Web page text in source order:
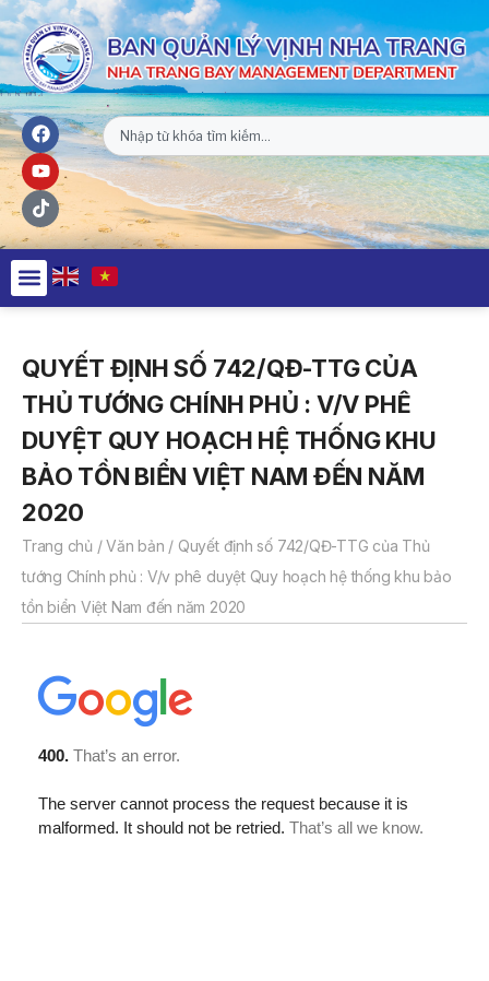
QUYẾT ĐỊNH SỐ 742/QĐ-TTG CỦA
THỦ TƯỚNG CHÍNH PHỦ : V/V PHÊ
DUYỆT QUY HOẠCH HỆ THỐNG KHU
BẢO TỒN BIỂN VIỆT NAM ĐẾN NĂM
2020
Trang chủ /Văn bản / Quyết định số 742/QĐ-TTG của Thủ
tướng Chính phủ : V/v phê duyệt Quy hoạch hệ thống khu bảo
tồn biển Việt Nam đến năm 2020